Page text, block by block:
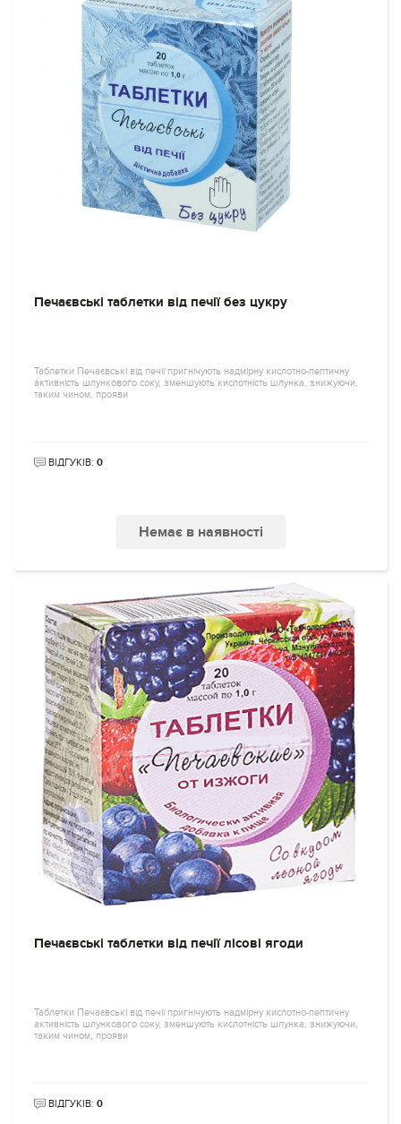
Печаєвські таблетки від печії без цукру
Таблетки Печаєвські від печії пригнічують надмірну кислотно-пептичну
активність шлункового соку, зменшують кислотність шлунка, знижуючи,
таким чином, прояви
ВІДГУКІВ: 0
Немає в наявності
Печаєвські таблетки від печії лісові ягоди
Таблетки Печаєвські від печії пригнічують надмірну кислотно-пептичну
активність шлункового соку, зменшують кислотність шлунка, знижуючи,
таким чином, прояви
ВІДГУКІВ: 0